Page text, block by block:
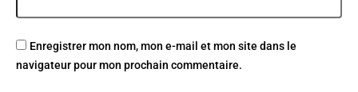
Enregistrer mon nom, mon e-mail et mon site dans le
navigateur pour mon prochain commentaire.